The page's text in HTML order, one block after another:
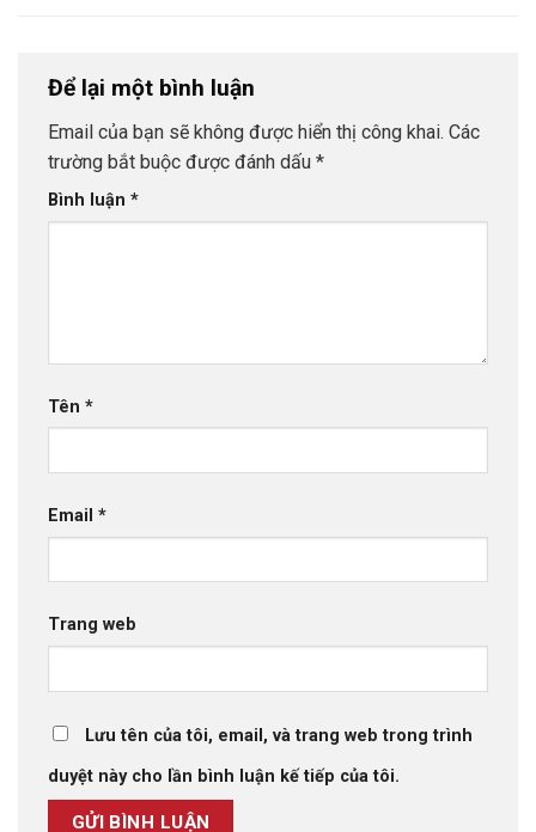
Để lại một bình luận
Email của bạn sẽ không được hiển thị công khai. Các
trường bắt buộc được đánh dấu *
Bình luận *
Tên *
Email *
Trang web
Lưu tên của tôi, email, và trang web trong trình
duyệt này cho lần bình luận kế tiếp của tôi.